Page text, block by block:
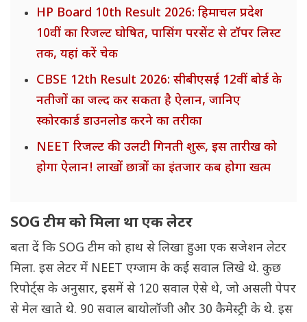
HP Board 10th Result 2026: हिमाचल प्रदेश
10वीं का रिजल्ट घोषित, पासिंग परसेंट से टॉपर लिस्ट
तक, यहां करें चेक
CBSE 12th Result 2026: सीबीएसई 12वीं बोर्ड के
नतीजों का जल्द कर सकता है ऐलान, जानिए
स्कोरकार्ड डाउनलोड करने का तरीका
NEET रिजल्ट की उलटी गिनती शुरू, इस तारीख को
होगा ऐलान! लाखों छात्रों का इंतजार कब होगा खत्म
SOG टीम को मिला था एक लेटर
बता दें कि SOG टीम को हाथ से लिखा हुआ एक सजेशन लेटर
मिला. इस लेटर में NEET एग्जाम के कई सवाल लिखे थे. कुछ
रिपोर्ट्स के अनुसार, इसमें से 120 सवाल ऐसे थे, जो असली पेपर
से मेल खाते थे. 90 सवाल बायोलॉजी और 30 कैमेस्ट्री के थे. इस